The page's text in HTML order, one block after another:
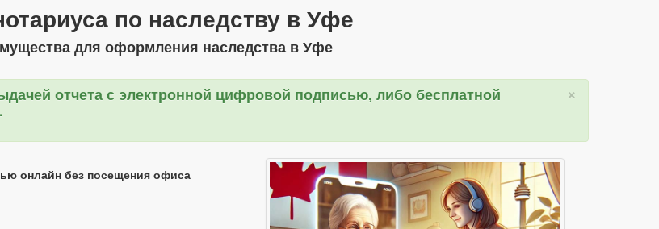
по наследству в Уфе
для оформления наследства в Уфе
×
отчета с электронной цифровой подписью, либо бесплатной
онлайн без посещения офиса